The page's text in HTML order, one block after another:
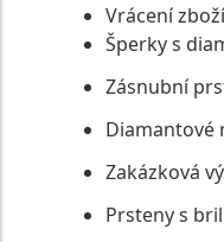
Vrácení zboží
Šperky s
Zásnubní
Diamantové
Zakázková
Prsteny s